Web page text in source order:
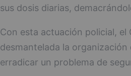
sus dosis diarias,
Con esta actuación policial,
desmantelada la
erradicar un problema de